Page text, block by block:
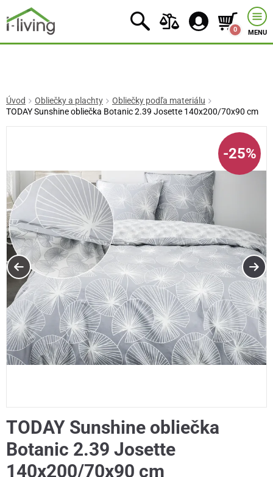
0 MENU
Úvod Obliečky a plachty
Obliečky podľa materiálu
TODAY Sunshine obliečka Botanic 2.39 Josette 140x200/70x90 cm
-25%
TODAY Sunshine obliečka
Botanic 2.39 Josette
140x200/70x90 cm